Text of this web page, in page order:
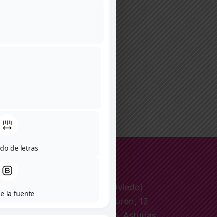
Le Petit (Oviedo)
Pepa Ojanguren, 12
de letras
la fuente